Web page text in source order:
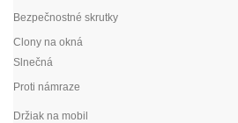
Bezpečnostné skrutky
Clony na okná
Slnečná
Proti námraze
Držiak na mobil